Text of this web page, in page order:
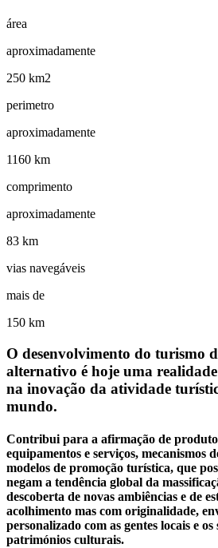
área
aproximadamente
250 km2
perimetro
aproximadamente
1160 km
comprimento
aproximadamente
83 km
vias navegáveis
mais de
150 km
O desenvolvimento do turismo
alternativo é hoje uma
na inovação da atividade
mundo.
Contribui para a afirmação de
equipamentos e serviços, mecanismos
modelos de promoção turística, que
negam a tendência global da
descoberta de novas ambiências e de
acolhimento mas com originalidade,
personalizado com as gentes locais e os
patrimónios culturais.